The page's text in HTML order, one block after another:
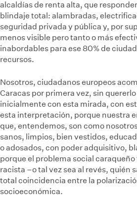
alcaldías de renta alta, que
blindaje total: alambradas,
seguridad privada y pública y, por
menos visible pero tanto o más
inabordables para ese 80% de
recursos.
Nosotros, ciudadanos europeos
Caracas por primera vez, sin
inicialmente con esta mirada, con
esta interpretación, porque nuestra
que, entendemos, son como
sanos, limpios, bien vestidos,
o adosados, con poder adquisitivo,
porque el problema social
racista –o tal vez sea al revés, quién
total coincidencia entre la
socioeconómica.